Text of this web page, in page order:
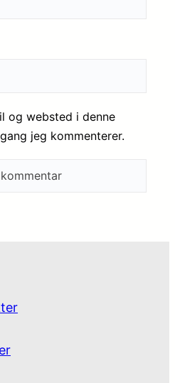
og websted i denne
jeg kommenterer.